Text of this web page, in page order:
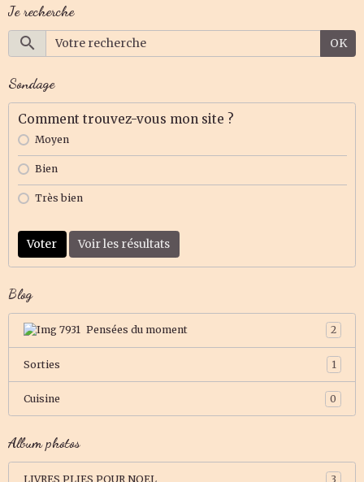
Je recherche
OK
Sondage
Comment trouvez-vous mon site ?
Moyen
Bien
Très bien
Voter Voir les résultats
Blog
Pensées du moment 2
Sorties 1
Cuisine 0
Album photos
LIVRES PLIES POUR NOEL 3